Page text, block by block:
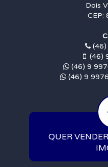
Dois
CEP:
(46)
(46) 9
(46) 9
QUER